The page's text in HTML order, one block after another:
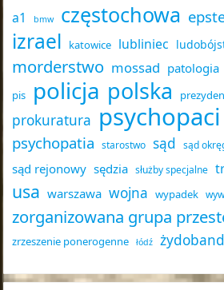
a1 bmw częstochowa
izrael katowice lubliniec
morderstwo mossad patologia
pis policja polska
prokuratura psychopaci
psychopatia
starostwo sąd sąd
sąd rejonowy sędzia służby specjalne
usa warszawa wojna wypadek
zorganizowana grupa
zrzeszenie ponerogenne łódź